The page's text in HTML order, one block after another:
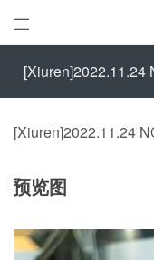

[Xiuren]2022.11.24
[Xiuren]2022.11.24
预览图